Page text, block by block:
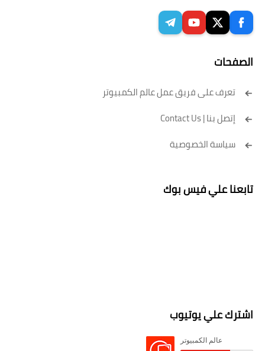
الصفحات
تعرف على فريق عمل عالم الكمبيوتر
إتصل بنا | Contact Us
سياسة الخصوصية
تابعنا علي فيس بوك
اشترك علي يوتيوب